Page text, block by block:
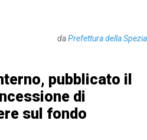
daPrefettura della Spezia
pubblicato il
di
sul fondo